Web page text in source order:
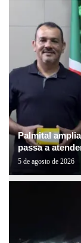
Palmital
passa a
5 de agosto de 2026